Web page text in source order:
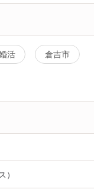
活 倉吉市
）